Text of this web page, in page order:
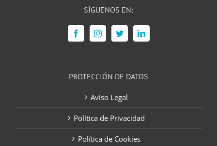
SÍGUENOS EN:
PROTECCIÓN DE DATOS
Aviso Legal
Política de Privacidad
Política de Cookies